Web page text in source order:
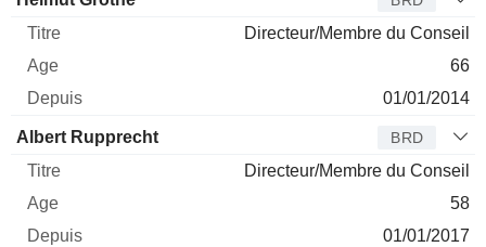
Directeur/Membre du Conseil
66
01/01/2014
Albert Rupprecht BRD
Directeur/Membre du Conseil
58
01/01/2017